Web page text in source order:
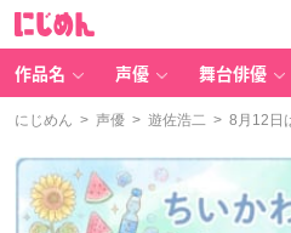
作品名 声優 舞台俳優
にじめん > 声優 > 遊佐浩二 > 8月12日